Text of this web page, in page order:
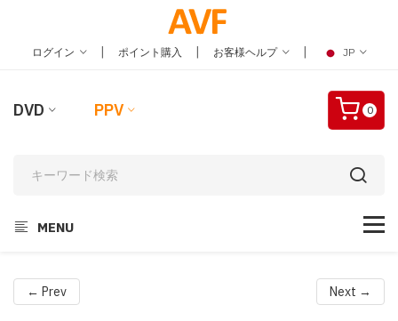
ログイン | ポイント購入 | お客様ヘルプ | JP
DVD PPV 0
MENU
← Prev Next →